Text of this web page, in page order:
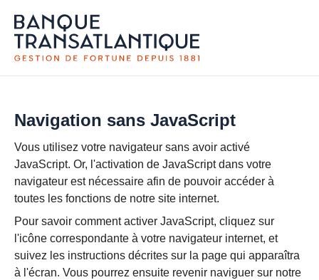
Navigation sans JavaScript
Vous utilisez votre navigateur sans avoir activé
JavaScript. Or, l'activation de JavaScript dans votre
navigateur est nécessaire afin de pouvoir accéder à
toutes les fonctions de notre site internet.
Pour savoir comment activer JavaScript, cliquez sur
l'icône correspondante à votre navigateur internet, et
suivez les instructions décrites sur la page qui apparaîtra
à l'écran. Vous pourrez ensuite revenir naviguer sur notre